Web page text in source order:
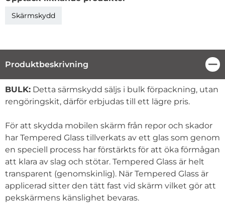
Skärmskydd
Produktbeskrivning
Produktbeskrivning
BULK: Detta särmskydd säljs i bulk förpackning, utan
rengöringskit, därför erbjudas till ett lägre pris.
För att skydda mobilen skärm från repor och skador
har Tempered Glass tillverkats av ett glas som genom
en speciell process har förstärkts för att öka förmågan
att klara av slag och stötar. Tempered Glass är helt
transparent (genomskinlig). När Tempered Glass är
applicerad sitter den tätt fast vid skärm vilket gör att
pekskärmens känslighet bevaras.